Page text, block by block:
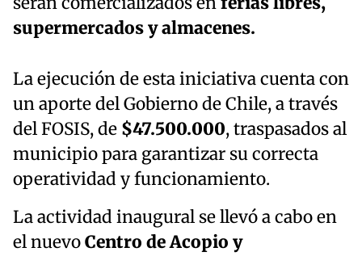
supermercados y almacenes.
La ejecución de esta iniciativa cuenta con
un aporte del Gobierno de Chile, a través
del FOSIS, de $47.500.000, traspasados al
municipio para garantizar su correcta
operatividad y funcionamiento.
La actividad inaugural se llevó a cabo en
el nuevoCentro de Acopio y